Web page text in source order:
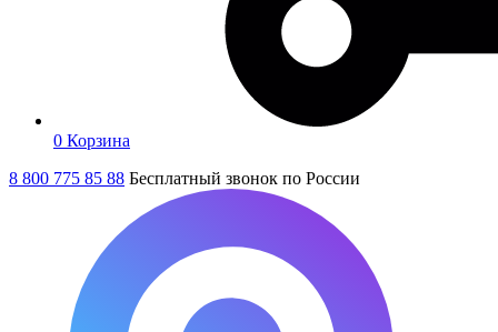
0 Корзина
8 800 775 85 88 Бесплатный звонок по России